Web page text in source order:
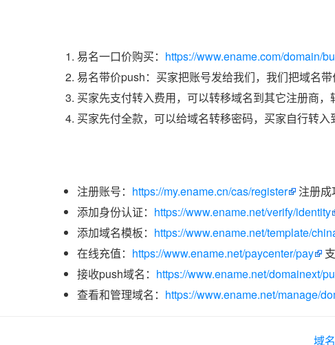
易名一口价购买： https://www.ename.com/domain/
易名带价push：买家把账号发给我们，我们把域名
买家先支付转入费用，可以转移域名到其它注册商，
买家先付全款，可以给域名转移密码，买家自行转入
注册账号： https://my.ename.cn/cas/register
注册成
添加身份认证： https://www.ename.net/verify/identity
添加域名模板： https://www.ename.net/template/
在线充值： https://www.ename.net/paycenter/pay
接收push域名： https://www.ename.net/domainext/
查看和管理域名： https://www.ename.net/manage/
域